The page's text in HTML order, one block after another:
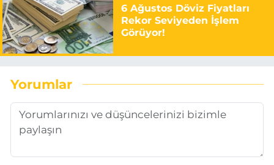
6 Ağustos Döviz Fiyatları
Rekor Seviyeden İşlem
Görüyor!
Yorumlar